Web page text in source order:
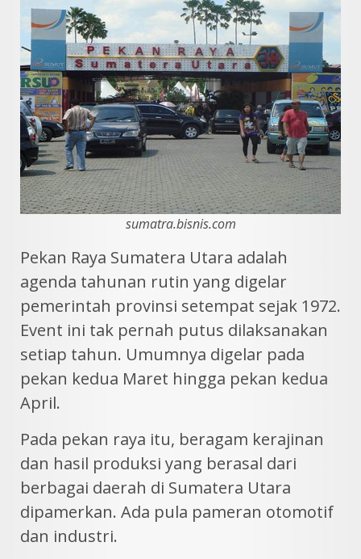
sumatra.bisnis.com
Pekan Raya Sumatera Utara adalah
agenda tahunan rutin yang digelar
pemerintah provinsi setempat sejak 1972.
Event ini tak pernah putus dilaksanakan
setiap tahun. Umumnya digelar pada
pekan kedua Maret hingga pekan kedua
April.
Pada pekan raya itu, beragam kerajinan
dan hasil produksi yang berasal dari
berbagai daerah di Sumatera Utara
dipamerkan. Ada pula pameran otomotif
dan industri.